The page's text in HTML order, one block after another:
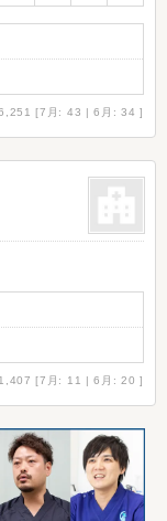
[7月: 43 | 6月: 34 ]
[7月: 11 | 6月: 20 ]